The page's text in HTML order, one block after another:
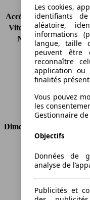
KW (CH)
Accélération (0-100 km/h)
Vitesse maximale (km/
Nombre de vitesses
Couple
Cylindrée
Carburant
Cylindres
Transmission
Type de traction
Dimensions
Hauteur
Largeur
Poids
Les cookies,
identifiants
aléatoire,
informations
langue, taille
peuvent être
reconnaître
application
finalités
Vous pouvez
les
Gestionnaire
Objectifs
Données de
analyse de
Publicités et